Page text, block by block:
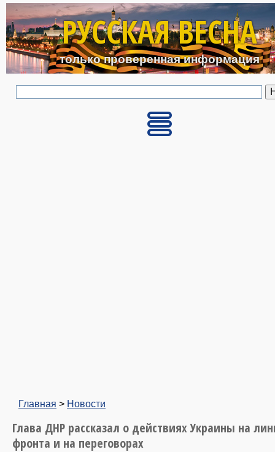
Перейти к основному
РУССКАЯ ВЕСНА
только проверенная информация
Главная > Новости
Глава ДНР рассказал о действиях Украины на
фронта и на переговорах